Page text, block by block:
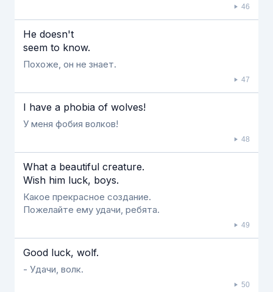
46
He doesn't
seem to know.
Похоже, он не знает.
47
I have a phobia of wolves!
У меня фобия волков!
48
What a beautiful creature.
Wish him luck, boys.
Какое прекрасное создание.
Пожелайте ему удачи, ребята.
49
Good luck, wolf.
- Удачи, волк.
50